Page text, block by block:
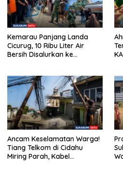
Kemarau Panjang Landa
Cicurug, 10 Ribu Liter Air
Bersih Disalurkan ke
Ancam Keselamatan Warga!
Tiang Telkom di Cidahu
Miring Parah, Kabel